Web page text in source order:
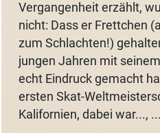
Vergangenheit erzählt,
nicht: Dass er Frettchen
zum Schlachten!)
jungen Jahren mit
echt Eindruck gemacht
ersten Skat-
Kalifornien, dabei war...,